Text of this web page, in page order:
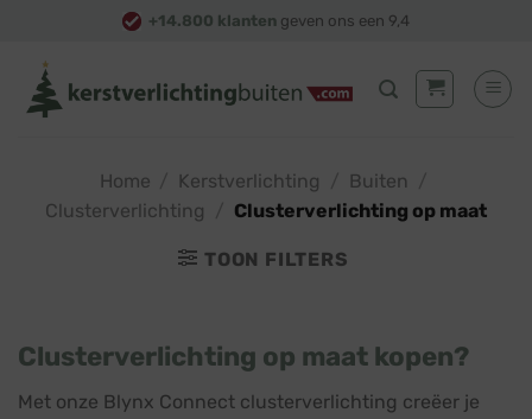
content
+14.800 klanten geven ons een 9,4
Home Kerstverlichting Buiten
Clusterverlichting
Clusterverlichting op maat
TOON FILTERS
Clusterverlichting op maat kopen?
Met onze Blynx Connect clusterverlichting creëer je